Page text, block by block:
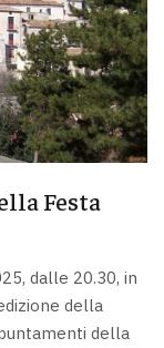
Festa
dalle 20.30, in
della
della